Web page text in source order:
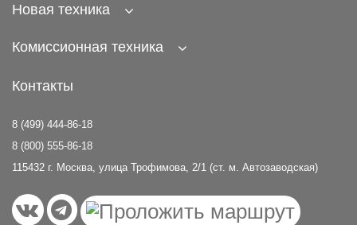
Новая техника
Комиссионная техника
Контакты
8 (499) 444-86-18
8 (800) 555-86-18
115432 г. Москва, улица Трофимова, 2/1 (ст. м. Автозаводская)